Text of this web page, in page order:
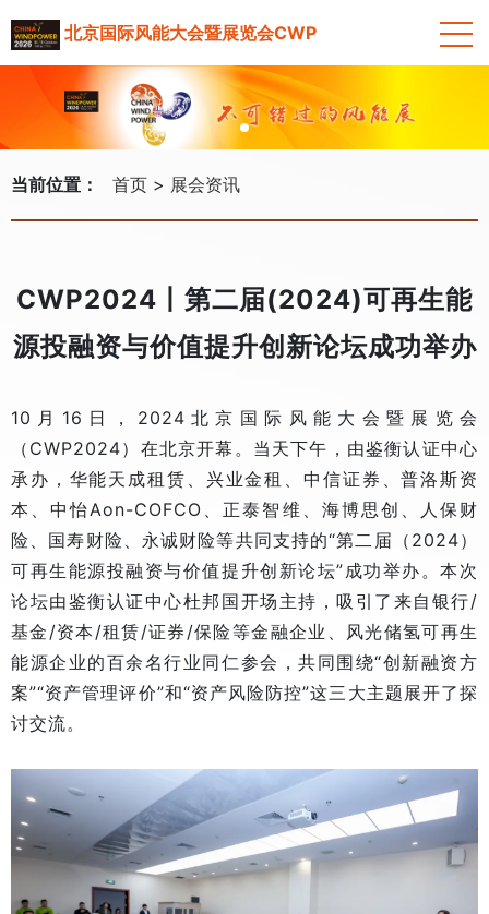
北京国际风能大会暨展览会CWP
当前位置： 首页 展会资讯
CWP2024丨第二届(2024)可再生能
源投融资与价值提升创新论坛成功举办
10月16日，2024北京国际风能大会暨展览会
（CWP2024）在北京开幕。当天下午，由鉴衡认证中心
承办，华能天成租赁、兴业金租、中信证券、普洛斯资
本、中怡Aon-COFCO、正泰智维、海博思创、人保财
险、国寿财险、永诚财险等共同支持的“第二届（2024）
可再生能源投融资与价值提升创新论坛”成功举办。本次
论坛由鉴衡认证中心杜邦国开场主持，吸引了来自银行/
基金/资本/租赁/证券/保险等金融企业、风光储氢可再生
能源企业的百余名行业同仁参会，共同围绕“创新融资方
案”“资产管理评价”和“资产风险防控”这三大主题展开了探
讨交流。